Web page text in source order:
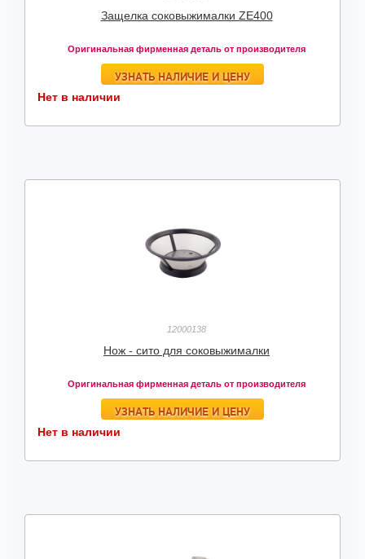
Защелка соковыжималки ZE400
Оригинальная фирменная деталь от производителя
УЗНАТЬ НАЛИЧИЕ И ЦЕНУ
Нет в наличии
12000138
Нож - сито для соковыжималки
Оригинальная фирменная деталь от производителя
УЗНАТЬ НАЛИЧИЕ И ЦЕНУ
Нет в наличии